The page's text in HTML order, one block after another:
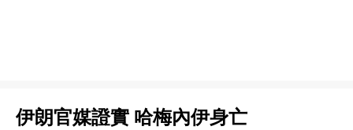
伊朗官媒證實 哈梅內伊身亡